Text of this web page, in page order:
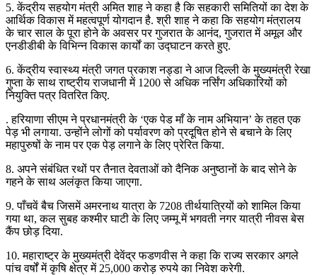
5. केंद्रीय सहयोग मंत्री अमित शाह ने कहा है कि सहकारी समितियों का देश के
आर्थिक विकास में महत्वपूर्ण योगदान है. श्री शाह ने कहा कि सहयोग मंत्रालय
के चार साल के पूरा होने के अवसर पर गुजरात के आनंद, गुजरात में अमूल और
एनडीडीबी के विभिन्न विकास कार्यों का उद्घाटन करते हुए.
6. केंद्रीय स्वास्थ्य मंत्री जगत प्रकाश नड्डा ने आज दिल्ली के मुख्यमंत्री रेखा
गुप्ता के साथ राष्ट्रीय राजधानी में 1200 से अधिक नर्सिंग अधिकारियों को
नियुक्ति पत्र वितरित किए.
. हरियाणा सीएम ने प्रधानमंत्री के ‘एक पेड माँ के नाम अभियान’ के तहत एक
पेड़ भी लगाया. उन्होंने लोगों को पर्यावरण को प्रदूषित होने से बचाने के लिए
महापुरुषों के नाम पर एक पेड़ लगाने के लिए प्रेरित किया.
8. अपने संबंधित रथों पर तैनात देवताओं को दैनिक अनुष्ठानों के बाद सोने के
गहने के साथ अलंकृत किया जाएगा.
9. पाँचवें बैच जिसमें अमरनाथ यात्रा के 7208 तीर्थयात्रियों को शामिल किया
गया था, कल सुबह कश्मीर घाटी के लिए जम्मू में भगवती नगर यात्री नीवस बेस
कैंप छोड़ दिया.
10. महाराष्ट्र के मुख्यमंत्री देवेंद्र फडणवीस ने कहा कि राज्य सरकार अगले
पांच वर्षों में कृषि क्षेत्र में 25,000 करोड़ रुपये का निवेश करेगी.